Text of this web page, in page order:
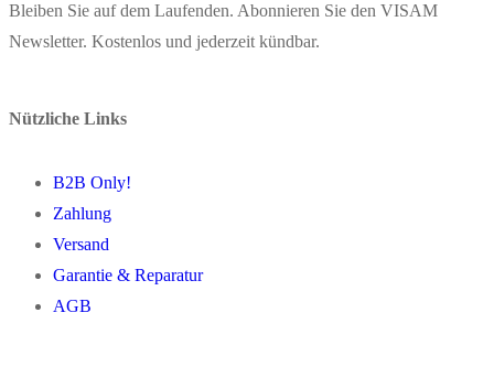
Bleiben Sie auf dem Laufenden. Abonnieren Sie den VISAM
Newsletter. Kostenlos und jederzeit kündbar.
Nützliche Links
B2B Only!
Zahlung
Versand
Garantie & Reparatur
AGB